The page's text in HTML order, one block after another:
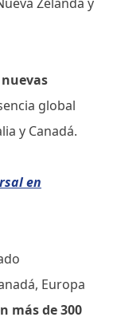
nuevas
global
y Canadá.
en
Europa
más de 300